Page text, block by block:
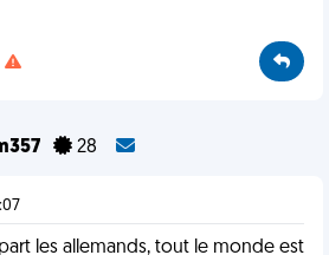
28
part les allemands, tout le monde est